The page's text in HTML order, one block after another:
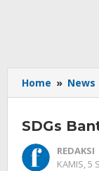
Home » News
SDGs
REDAKSI
KAMIS, 5